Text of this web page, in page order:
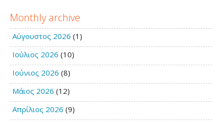
Monthly archive
Αύγουστος 2026 (1)
Ιούλιος 2026 (10)
Ιούνιος 2026 (8)
Μάιος 2026 (12)
Απρίλιος 2026 (9)